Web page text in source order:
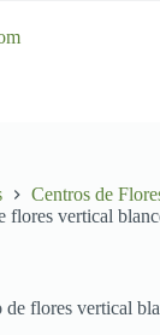
Centros de
vertical